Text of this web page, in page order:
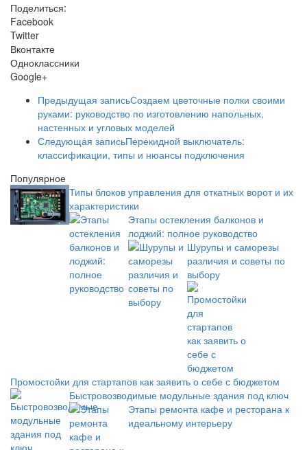
Поделиться:
Facebook
Twitter
Вконтакте
Одноклассники
Google+
Предыдущая записьСоздаем цветочные полки своими
руками: руководство по изготовлению напольных,
настенных и угловых моделей
Следующая записьПерекидной выключатель:
классификации, типы и нюансы подключения
Популярное
Типы блоков управления для откатных ворот и их
характеристики
Этапы остекления балконов и
лоджий: полное руководство
Шурупы и саморезы
различия и советы по
выбору
Промостойки для стартапов как заявить о себе с бюджетом
Быстровозводимые модульные здания под ключ
Этапы ремонта кафе и ресторана к
идеальному интерьеру